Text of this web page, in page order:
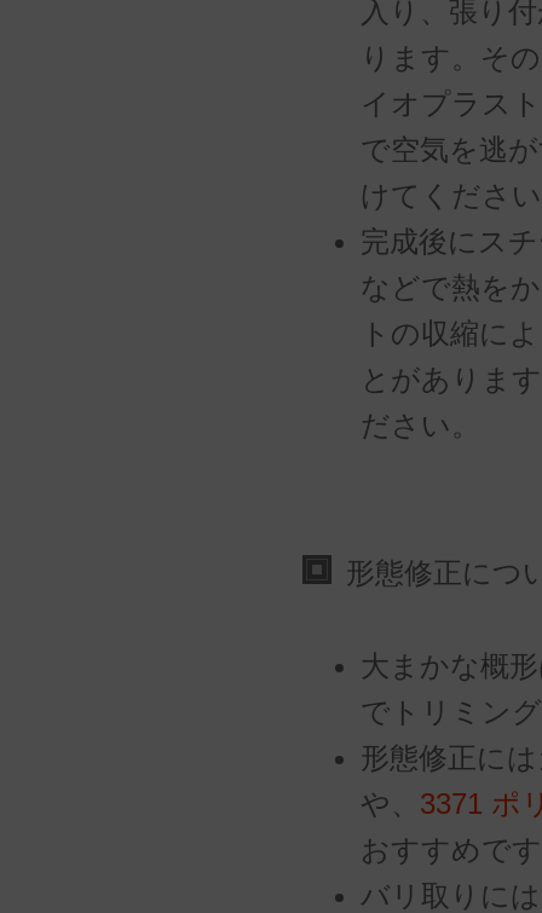
入り、張り
ります。そ
イオプラス
で空気を逃
けてくださ
完成後にス
などで熱を
トの収縮に
とがありま
ださい。
形態修正につ
大まかな概
でトリミン
形態修正に
や、 3371 ポ
おすすめで
バリ取りには